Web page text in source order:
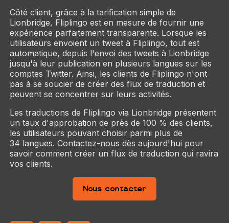
Côté client, grâce à la tarification simple de
Lionbridge, Fliplingo est en mesure de fournir une
expérience parfaitement transparente. Lorsque les
utilisateurs envoient un tweet à Fliplingo, tout est
automatique, depuis l'envoi des tweets à Lionbridge
jusqu'à leur publication en plusieurs langues sur les
comptes Twitter. Ainsi, les clients de Fliplingo n'ont
pas à se soucier de créer des flux de traduction et
peuvent se concentrer sur leurs activités.
Les traductions de Fliplingo via Lionbridge présentent
un taux d'approbation de près de 100 % des clients,
les utilisateurs pouvant choisir parmi plus de
34 langues. Contactez-nous dès aujourd'hui pour
savoir comment créer un flux de traduction qui ravira
vos clients.
Nous contacter